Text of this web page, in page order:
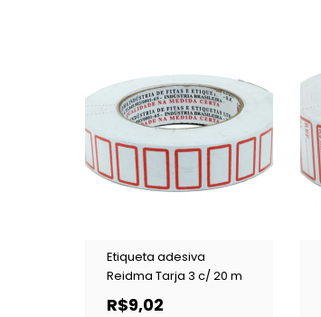
Etiqueta adesiva
Reidma Tarja 3 c/ 20 m
R$9,02